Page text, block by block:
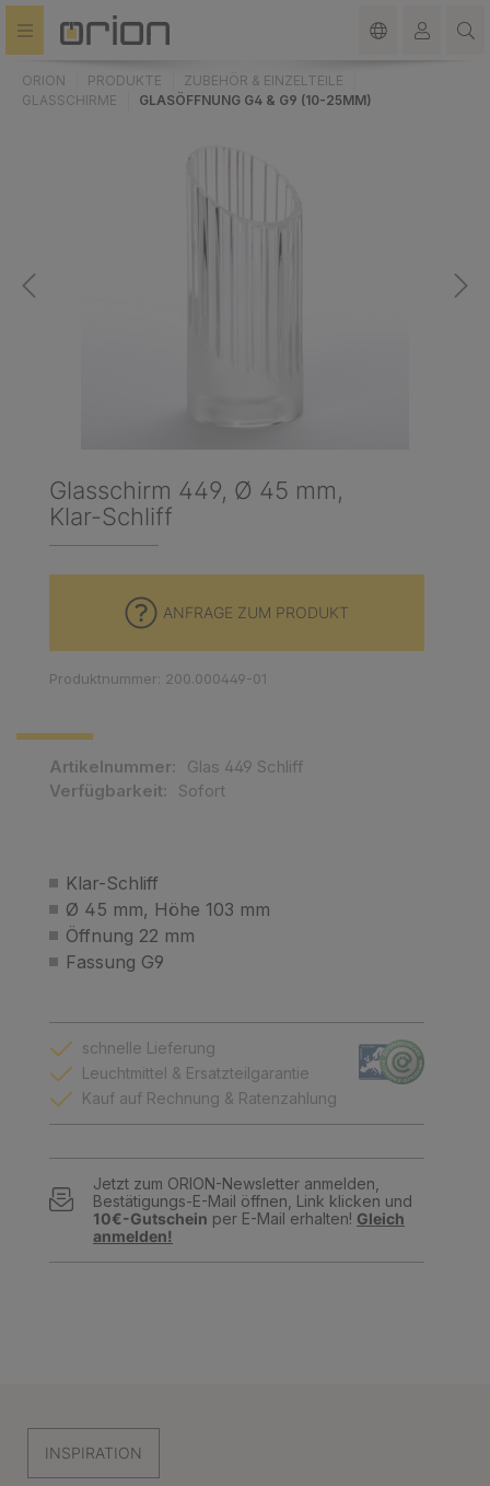
springen
ORION PRODUKTE
ZUBEHÖR & EINZELTEILE
GLASSCHIRME
GLASÖFFNUNG G4 & G9 (10-25MM)
Glasschirm 449, Ø 45 mm,
Klar-Schliff
Klar-Schliff
Ø 45 mm, Höhe 103 mm
Öffnung 22 mm
Fassung G9
Artikelnummer:
Glas 449 Schliff
Verfügbarkeit:
Sofort
ANFRAGE ZUM PRODUKT
Produktnummer: 200.000449-01
schnelle Lieferung
Leuchtmittel & Ersatzteilgarantie
Kauf auf Rechnung & Ratenzahlung
Jetzt zum ORION-Newsletter anmelden,
Bestätigungs-E-Mail öffnen, Link klicken und
10€-Gutschein per E-Mail erhalten! Gleich
anmelden!
INSPIRATION